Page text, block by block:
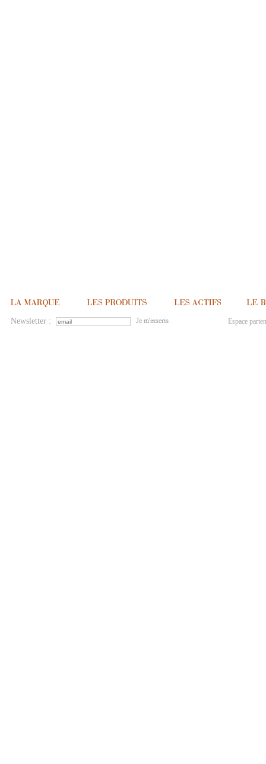
Newsletter : Espace